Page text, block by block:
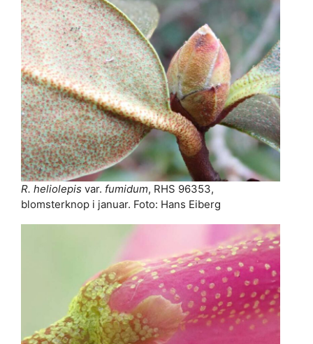
R. heliolepis var. fumidum, RHS 96353,
blomsterknop i januar. Foto: Hans Eiberg